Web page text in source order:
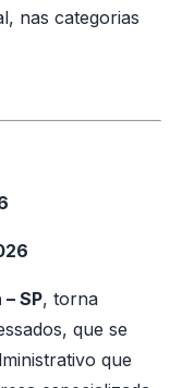
nas categorias
SP, torna
que se
que